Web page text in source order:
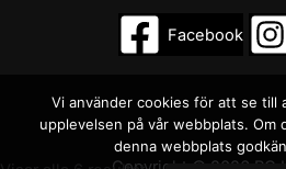
Facebook
Vi använder cookies för att se till
upplevelsen på vår webbplats. Om
denna webbplats